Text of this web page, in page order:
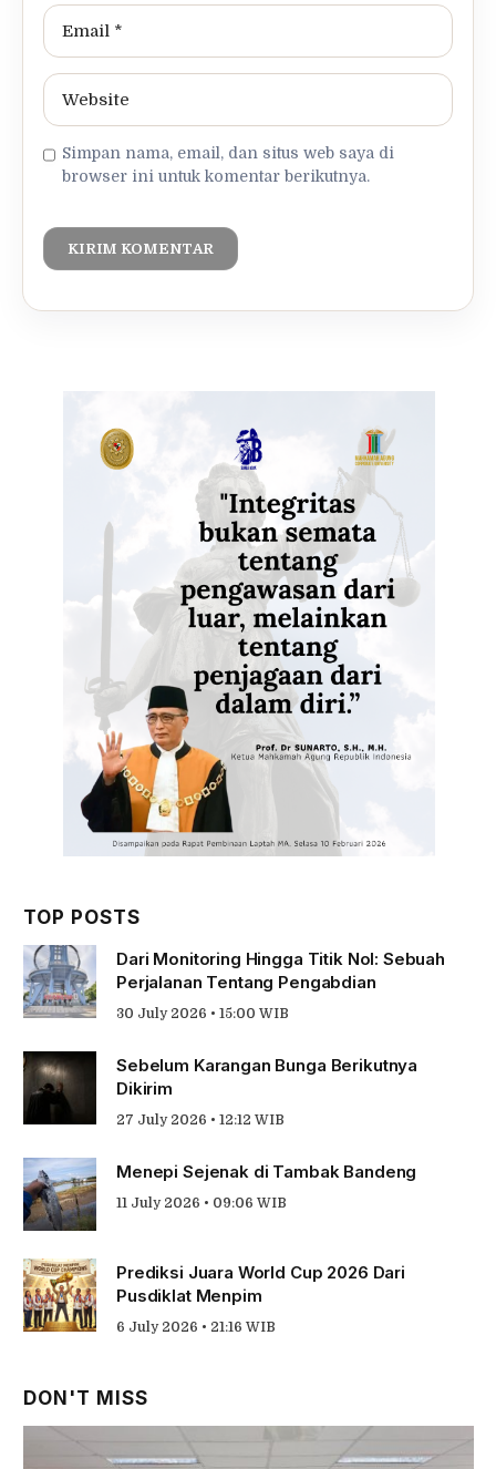
Simpan nama, email, dan situs web saya di
browser ini untuk komentar berikutnya.
TOP POSTS
Dari Monitoring Hingga Titik Nol: Sebuah
Perjalanan Tentang Pengabdian
30 July 2026 • 15:00 WIB
Sebelum Karangan Bunga Berikutnya
Dikirim
27 July 2026 • 12:12 WIB
Menepi Sejenak di Tambak Bandeng
11 July 2026 • 09:06 WIB
Prediksi Juara World Cup 2026 Dari
Pusdiklat Menpim
6 July 2026 • 21:16 WIB
DON'T MISS